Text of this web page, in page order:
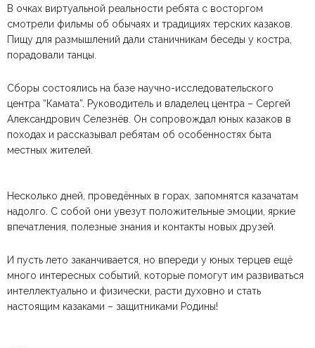
В очках виртуальной реальности ребята с восторгом
смотрели фильмы об обычаях и традициях терских казаков.
Пищу для размышлений дали станичникам беседы у костра,
порадовали танцы.
Сборы состоялись на базе научно-исследовательского
центра “Камата”. Руководитель и владелец центра – Сергей
Александрович Селезнёв. Он сопровождал юных казаков в
походах и рассказывал ребятам об особенностях быта
местных жителей.
Несколько дней, проведённых в горах, запомнятся казачатам
надолго. С собой они увезут положительные эмоции, яркие
впечатления, полезные знания и контакты новых друзей.
И пусть лето заканчивается, но впереди у юных терцев ещё
много интересных событий, которые помогут им развиваться
интеллектуально и физически, расти духовно и стать
настоящим казаками – защитниками Родины!